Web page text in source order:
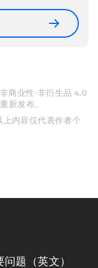
商业性-非衍生品 4.0
新发布。
内容仅代表作者个
题（英文）